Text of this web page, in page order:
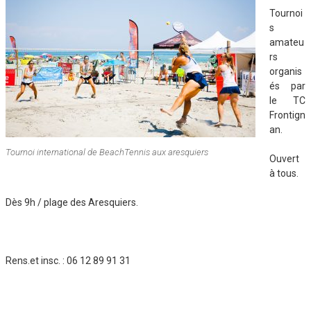
Tournoi international de BeachTennis aux aresquiers
Tournoi
s
amateu
rs
organis
és par
le TC
Frontign
an.
Ouvert
à tous.
Dès 9h / plage des Aresquiers.
Rens.et insc. : 06 12 89 91 31